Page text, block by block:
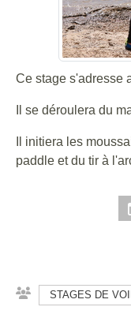
Ce stage s'adresse
Il se déroulera du
Il initiera les
paddle et du tir à
STAGES DE